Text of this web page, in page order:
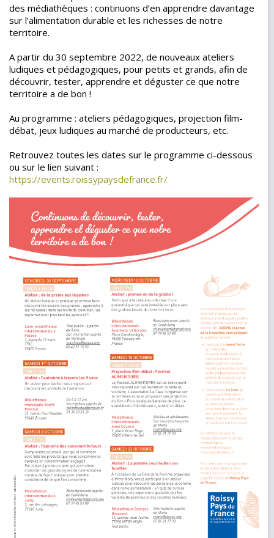
des médiathèques : continuons d’en apprendre davantage
sur l’alimentation durable et les richesses de notre
territoire.
A partir du 30 septembre 2022, de nouveaux ateliers
ludiques et pédagogiques, pour petits et grands, afin de
découvrir, tester, apprendre et déguster ce que notre
territoire a de bon !
Au programme : ateliers pédagogiques, projection film-
débat, jeux ludiques au marché de producteurs, etc.
Retrouvez toutes les dates sur le programme ci-dessous
ou sur le lien suivant :
https://events.roissypaysdefrance.fr/